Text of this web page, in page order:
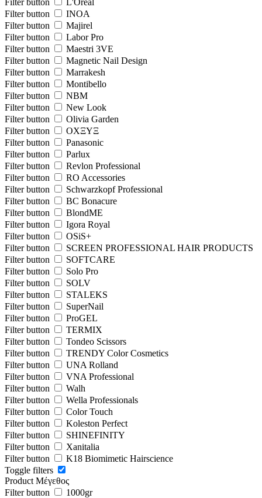
Filter button
L'Oreal
Filter button
INOA
Filter button
Majirel
Filter button
Labor Pro
Filter button
Maestri 3VE
Filter button
Magnetic Nail Design
Filter button
Marrakesh
Filter button
Montibello
Filter button
NBM
Filter button
New Look
Filter button
Olivia Garden
Filter button
OXΞΥΞ
Filter button
Panasonic
Filter button
Parlux
Filter button
Revlon Professional
Filter button
RO Accessories
Filter button
Schwarzkopf Professional
Filter button
BC Bonacure
Filter button
BlondME
Filter button
Igora Royal
Filter button
OSiS+
Filter button
SCREEN PROFESSIONAL HAIR PRODUCTS
Filter button
SOFTCARE
Filter button
Solo Pro
Filter button
SOLV
Filter button
STALEKS
Filter button
SuperNail
Filter button
ProGEL
Filter button
TERMIX
Filter button
Tondeo Scissors
Filter button
TRENDY Color Cosmetics
Filter button
UNA Rolland
Filter button
VNA Professional
Filter button
Walh
Filter button
Wella Professionals
Filter button
Color Touch
Filter button
Koleston Perfect
Filter button
SHINEFINITY
Filter button
Xanitalia
Filter button
Κ18 Biomimetic Hairscience
Toggle filters
Product Μέγεθος
Filter button
1000gr